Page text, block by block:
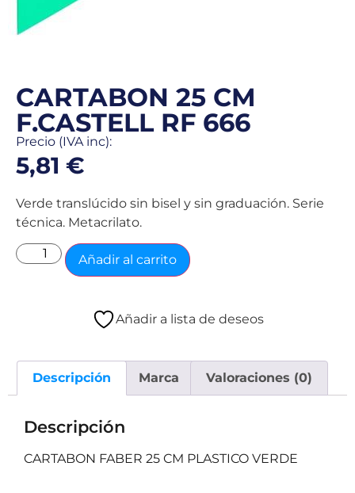
CARTABON 25 CM
F.CASTELL RF 666
Precio (IVA inc):
5,81 €
Verde translúcido sin bisel y sin graduación. Serie
técnica. Metacrilato.
Añadir al carrito
Añadir a lista de deseos
Descripción Marca Valoraciones (0)
Descripción
CARTABON FABER 25 CM PLASTICO VERDE